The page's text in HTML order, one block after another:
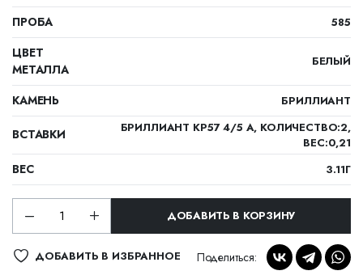
ПРОБА 585
ЦВЕТ
МЕТАЛЛА
БЕЛЫЙ
КАМЕНЬ БРИЛЛИАНТ
ВСТАВКИ
БРИЛЛИАНТ КР57 4/5 А, КОЛИЧЕСТВО:2,
ВЕС:0,21
ВЕС 3.11Г
ДОБАВИТЬ В КОРЗИНУ
ДОБАВИТЬ В ИЗБРАННОЕ Поделиться: